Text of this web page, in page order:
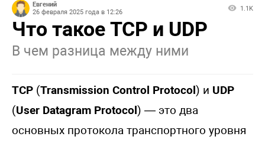
Евгений
26 февраля 2025 года в 12:26
1.1K
Что такое TCP и UDP
В чем разница между ними
TCP (Transmission Control Protocol) и UDP
(User Datagram Protocol) — это два
основных протокола транспортного уровня